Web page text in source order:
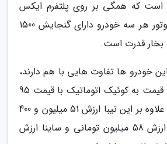
است که همگی بر روی پلتفرم ایکس
200 فراوری شده و موتور هر سه خودرو دارای گنجایش 1500
خودرو ها تفاوت هایی با هم دارند،
اما بیشترین افزایش قیمت به کوئیک اتوماتیک با قیمت 95
میلیون تومان است. علاوه بر این تیبا ارزش 51 میلیون و 400
هزار تومانی، تیبا 2 ارزش 58 میلیون تومانی و ساینا ارزش